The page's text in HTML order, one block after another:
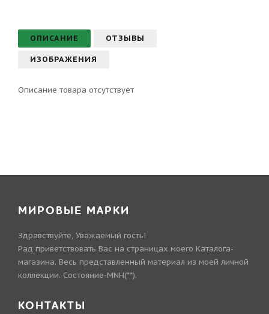
ОПИСАНИЕ ОТЗЫВЫ
ИЗОБРАЖЕНИЯ
Описание товара отсутствует
МИРОВЫЕ МАРКИ
Здравствуйте, Уважаемый гость!
Рад приветствовать Вас на страницах моего Каталога-
магазина. Весь представленный материал из моей личной
коллекции. Состояние-MNH(**).
КОНТАКТЫ